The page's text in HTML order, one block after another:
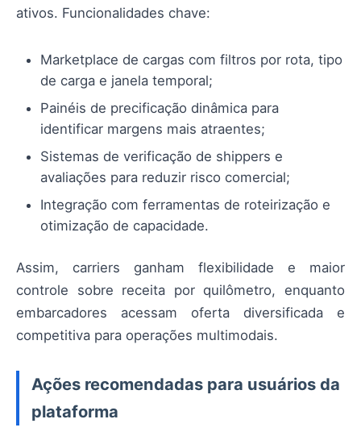
ativos. Funcionalidades chave:
Marketplace de cargas com filtros por rota, tipo
de carga e janela temporal;
Painéis de precificação dinâmica para
identificar margens mais atraentes;
Sistemas de verificação de shippers e
avaliações para reduzir risco comercial;
Integração com ferramentas de roteirização e
otimização de capacidade.
Assim, carriers ganham flexibilidade e maior
controle sobre receita por quilômetro, enquanto
embarcadores acessam oferta diversificada e
competitiva para operações multimodais.
Ações recomendadas para usuários da
plataforma